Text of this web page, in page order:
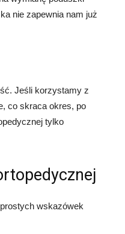
nie zapewnia nam już
Jeśli korzystamy z
co skraca okres, po
tylko
wskazówek